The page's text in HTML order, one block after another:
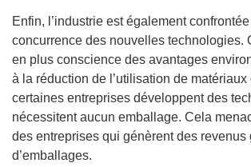
Enfin, l’industrie est également
concurrence des nouvelles technologies.
en plus conscience des avantages
à la réduction de l’utilisation de matériaux
certaines entreprises développent des
nécessitent aucun emballage. Cela
des entreprises qui génèrent des revenus
d’emballages.